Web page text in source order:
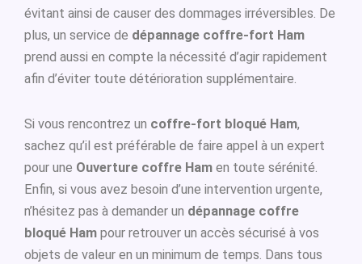
évitant ainsi de causer des dommages irréversibles. De
plus, un service de dépannage coffre-fort Ham
prend aussi en compte la nécessité d’agir rapidement
afin d’éviter toute détérioration supplémentaire.
Si vous rencontrez un coffre-fort bloqué Ham,
sachez qu’il est préférable de faire appel à un expert
pour une Ouverture coffre Ham en toute sérénité.
Enfin, si vous avez besoin d’une intervention urgente,
n’hésitez pas à demander un dépannage coffre
bloqué Ham pour retrouver un accès sécurisé à vos
objets de valeur en un minimum de temps. Dans tous